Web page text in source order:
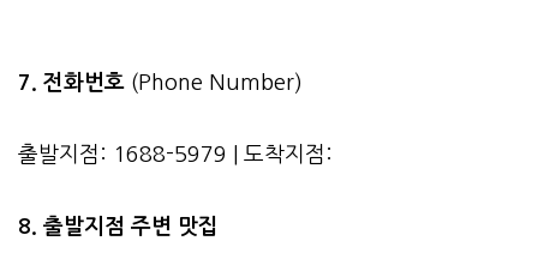
7. 전화번호 (Phone Number)
출발지점: 1688-5979 | 도착지점:
8. 출발지점 주변 맛집